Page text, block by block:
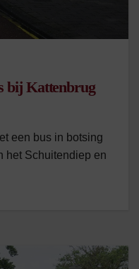
bij Kattenbrug
een bus in botsing
het Schuitendiep en